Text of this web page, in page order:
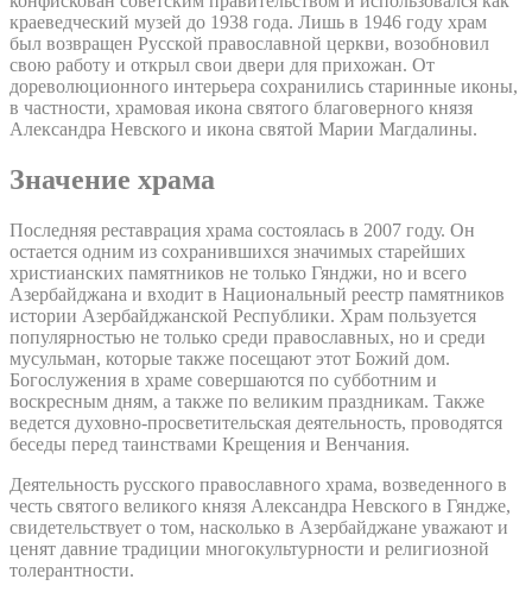
краеведческий музей до 1938 года. Лишь в 1946 году храм
был возвращен Русской православной церкви, возобновил
свою работу и открыл свои двери для прихожан. От
дореволюционного интерьера сохранились старинные иконы,
в частности, храмовая икона святого благоверного князя
Александра Невского и икона святой Марии Магдалины.
Значение храма
Последняя реставрация храма состоялась в 2007 году. Он
остается одним из сохранившихся значимых старейших
христианских памятников не только Гянджи, но и всего
Азербайджана и входит в Национальный реестр памятников
истории Азербайджанской Республики. Храм пользуется
популярностью не только среди православных, но и среди
мусульман, которые также посещают этот Божий дом.
Богослужения в храме совершаются по субботним и
воскресным дням, а также по великим праздникам. Также
ведется духовно-просветительская деятельность, проводятся
беседы перед таинствами Крещения и Венчания.
Деятельность русского православного храма, возведенного в
честь святого великого князя Александра Невского в Гяндже,
свидетельствует о том, насколько в Азербайджане уважают и
ценят давние традиции многокультурности и религиозной
толерантности.